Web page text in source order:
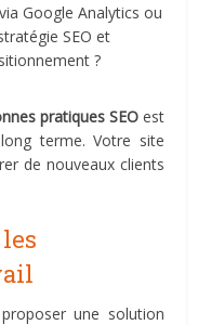
Google Analytics ou
SEO et
?
pratiques SEOest
terme. Votre site
de nouveaux clients
une solution